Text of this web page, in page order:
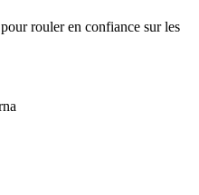
rouler en confiance sur les